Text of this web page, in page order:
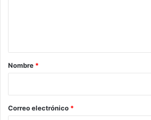
r
*
Nombre *
Correo electrónico *